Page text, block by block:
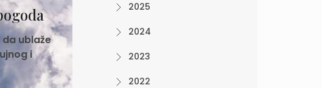
ublaže
i
2025
2024
2023
2022